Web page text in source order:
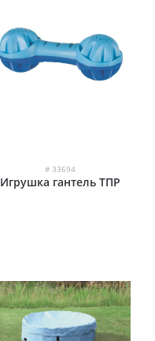
# 33694
Игрушка гантель ТПР